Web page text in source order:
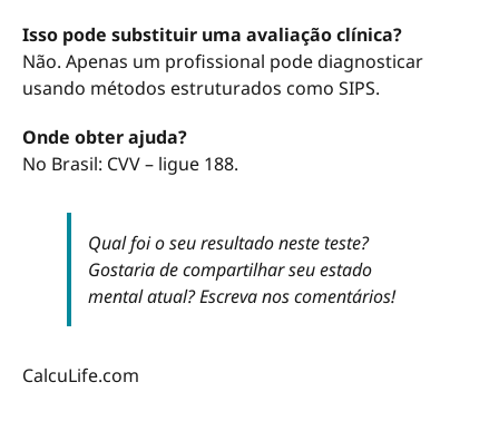
Isso pode substituir uma avaliação clínica?
Não. Apenas um profissional pode diagnosticar
usando métodos estruturados como SIPS.
Onde obter ajuda?
No Brasil: CVV – ligue 188.
Qual foi o seu resultado neste teste?
Gostaria de compartilhar seu estado
mental atual? Escreva nos comentários!
CalcuLife.com